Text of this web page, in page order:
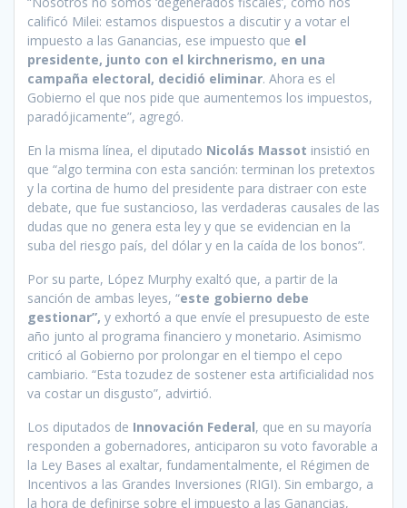
calificó Milei: estamos dispuestos a discutir y a votar el
impuesto a las Ganancias, ese impuesto que el
presidente, junto con el kirchnerismo, en una
campaña electoral, decidió eliminar. Ahora es el
Gobierno el que nos pide que aumentemos los impuestos,
paradójicamente”, agregó.
En la misma línea, el diputado Nicolás Massot insistió en
que “algo termina con esta sanción: terminan los pretextos
y la cortina de humo del presidente para distraer con este
debate, que fue sustancioso, las verdaderas causales de las
dudas que no genera esta ley y que se evidencian en la
suba del riesgo país, del dólar y en la caída de los bonos”.
Por su parte, López Murphy exaltó que, a partir de la
sanción de ambas leyes, “este gobierno debe
gestionar”, y exhortó a que envíe el presupuesto de este
año junto al programa financiero y monetario. Asimismo
criticó al Gobierno por prolongar en el tiempo el cepo
cambiario. “Esta tozudez de sostener esta artificialidad nos
va costar un disgusto”, advirtió.
Los diputados de Innovación Federal, que en su mayoría
responden a gobernadores, anticiparon su voto favorable a
la Ley Bases al exaltar, fundamentalmente, el Régimen de
Incentivos a las Grandes Inversiones (RIGI). Sin embargo, a
la hora de definirse sobre el impuesto a las Ganancias,